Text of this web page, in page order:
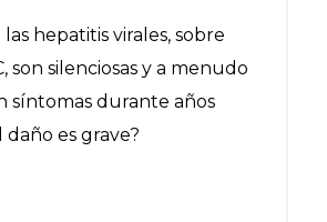
hepatitis virales, sobre
son silenciosas y a menudo
síntomas durante años
daño es grave?